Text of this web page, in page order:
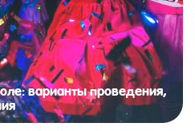
варианты проведения,